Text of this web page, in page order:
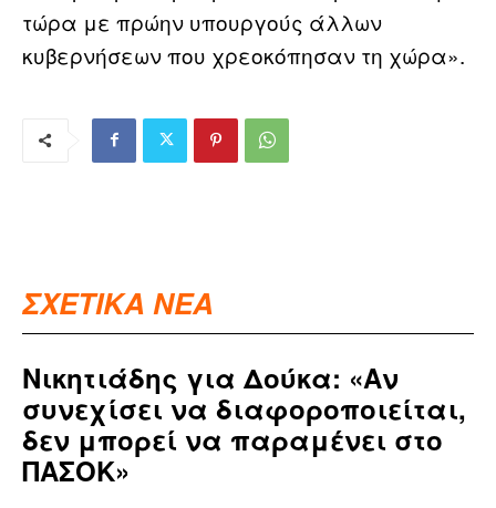
ΣΧΕΤΙΚΑ ΝΕΑ
Νικητιάδης για Δούκα: «Αν
συνεχίσει να διαφοροποιείται,
δεν μπορεί να παραμένει στο
ΠΑΣΟΚ»
τώρα με πρώην υπουργούς άλλων
κυβερνήσεων που χρεοκόπησαν τη χώρα».